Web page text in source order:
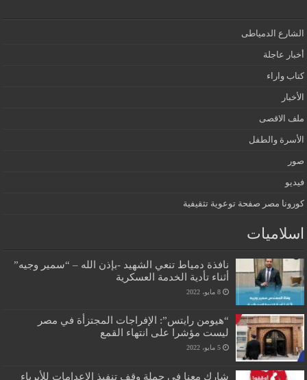
الشارع الدمياطى
أخبار عاجلة
كتاب واراء
الأخبار
ملف الاقصى
الأسرة والطفل
صور
فيديو
كورونا مصر صفحة توعوية تثقيفية
اسلاميات
نافذة دمياط تنعي الشهيد -بإذن الله – “سمير وجيه”
أثناء تأدية الخدمة العسكرية
8 مايو، 2022
“هيومن رايتس”: الإفراجات المجتزأة في مصر
ليست مؤشرا على انتهاء القمع
5 مايو، 2022
شارك معنا في حملة وقف تنفيذ الإعدامات للأبرياء